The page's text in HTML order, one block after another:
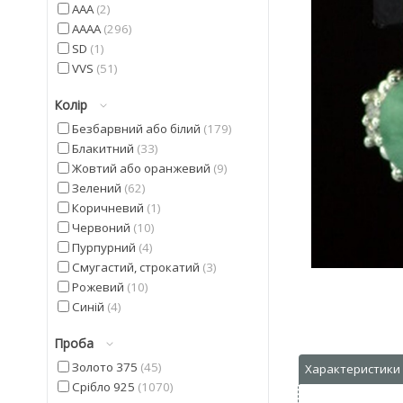
AAA 2
AAAA 296
SD 1
VVS 51
Колір
Безбарвний або білий 179
Блакитний 33
Жовтий або оранжевий 9
Зелений 62
Коричневий 1
Червоний 10
Пурпурний 4
Смугастий, строкатий 3
Рожевий 10
Синій 4
Чорний
Проба
Золото 375 45
Срібло 925 1070